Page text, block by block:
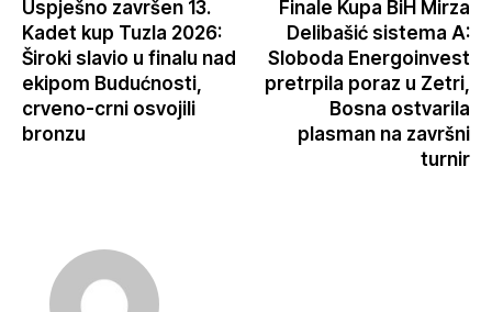
Uspješno završen 13.
Kadet kup Tuzla 2026:
Široki slavio u finalu nad
ekipom Budućnosti,
crveno-crni osvojili
bronzu
Finale Kupa BiH Mirza
Delibašić sistema A:
Sloboda Energoinvest
pretrpila poraz u Zetri,
Bosna ostvarila
plasman na završni
turnir